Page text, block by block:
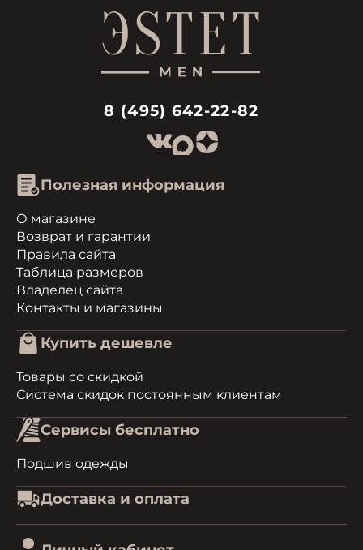
8 (495) 642-22-82
Полезная информация
О магазине
Возврат и гарантии
Правила сайта
Таблица размеров
Владелец сайта
Контакты и магазины
Купить дешевле
Товары со скидкой
Система скидок постоянным клиентам
Сервисы бесплатно
Подшив одежды
Доставка и оплата